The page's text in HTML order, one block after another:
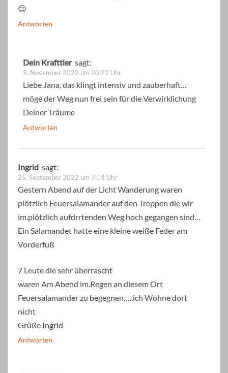
😉
Antworten
Dein Krafttier sagt:
5. November 2022 um 20:22 Uhr
Liebe Jana, das klingt intensiv und zauberhaft…
möge der Weg nun frei sein für die Verwirklichung
Deiner Träume
Antworten
Ingrid sagt:
25. September 2022 um 7:14 Uhr
Gestern Abend auf der Licht Wanderung waren
plötzlich Feuersalamander auf den Treppen die wir
im.plötzlich aufdrrtenden Weg hoch gegangen sind…
Ein Salamandet hatte eine kleine weiße Feder am
Vorderfuß
7 Leute die sehr überrascht
waren Am Abend im.Regen an diesem Ort
Feuersalamander zu begegnen…..ich Wohne dort
nicht
Grüße Ingrid
Antworten